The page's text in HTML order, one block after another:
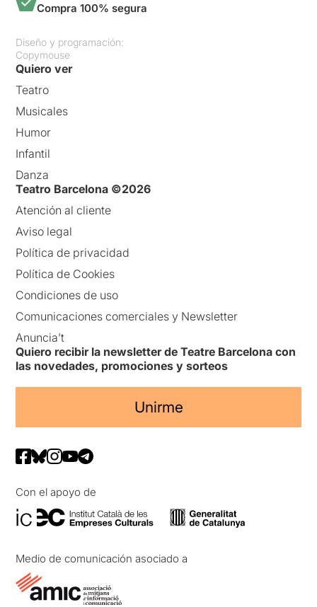
Compra 100% segura
Diseño y programación:
Copymouse
Quiero ver
Teatro
Musicales
Humor
Infantil
Danza
Teatro Barcelona ©2026
Atención al cliente
Aviso legal
Política de privacidad
Política de Cookies
Condiciones de uso
Comunicaciones comerciales y Newsletter
Anuncia’t
Quiero recibir la newsletter de Teatre Barcelona con
las novedades, promociones y sorteos
Unirme
Con el apoyo de
Medio de comunicación asociado a